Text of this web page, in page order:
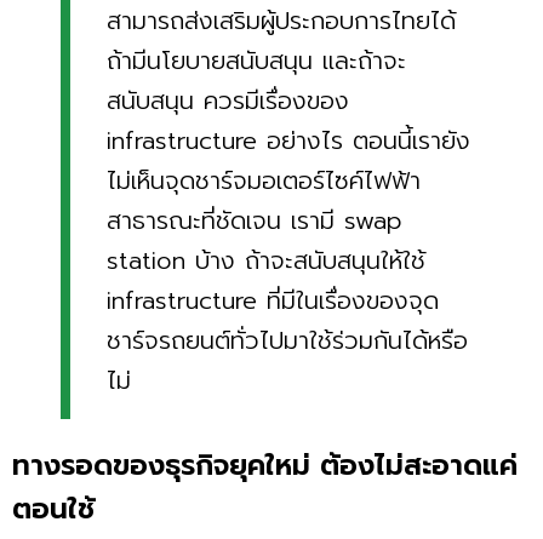
สามารถส่งเสริมผู้ประกอบการไทยได้
ถ้ามีนโยบายสนับสนุน และถ้าจะ
สนับสนุน ควรมีเรื่องของ
infrastructure อย่างไร ตอนนี้เรายัง
ไม่เห็นจุดชาร์จมอเตอร์ไซค์ไฟฟ้า
สาธารณะที่ชัดเจน เรามี swap
station บ้าง ถ้าจะสนับสนุนให้ใช้
infrastructure ที่มีในเรื่องของจุด
ชาร์จรถยนต์ทั่วไปมาใช้ร่วมกันได้หรือ
ไม่
ทางรอดของธุรกิจยุคใหม่ ต้องไม่สะอาดแค่
ตอนใช้